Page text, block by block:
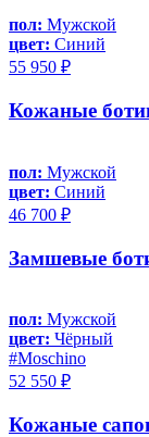
пол: Мужской
цвет: Синий
55 950 ₽
Кожаные
пол: Мужской
цвет: Синий
46 700 ₽
Замшевые
пол: Мужской
цвет: Чёрный
#Moschino
52 550 ₽
Кожаные